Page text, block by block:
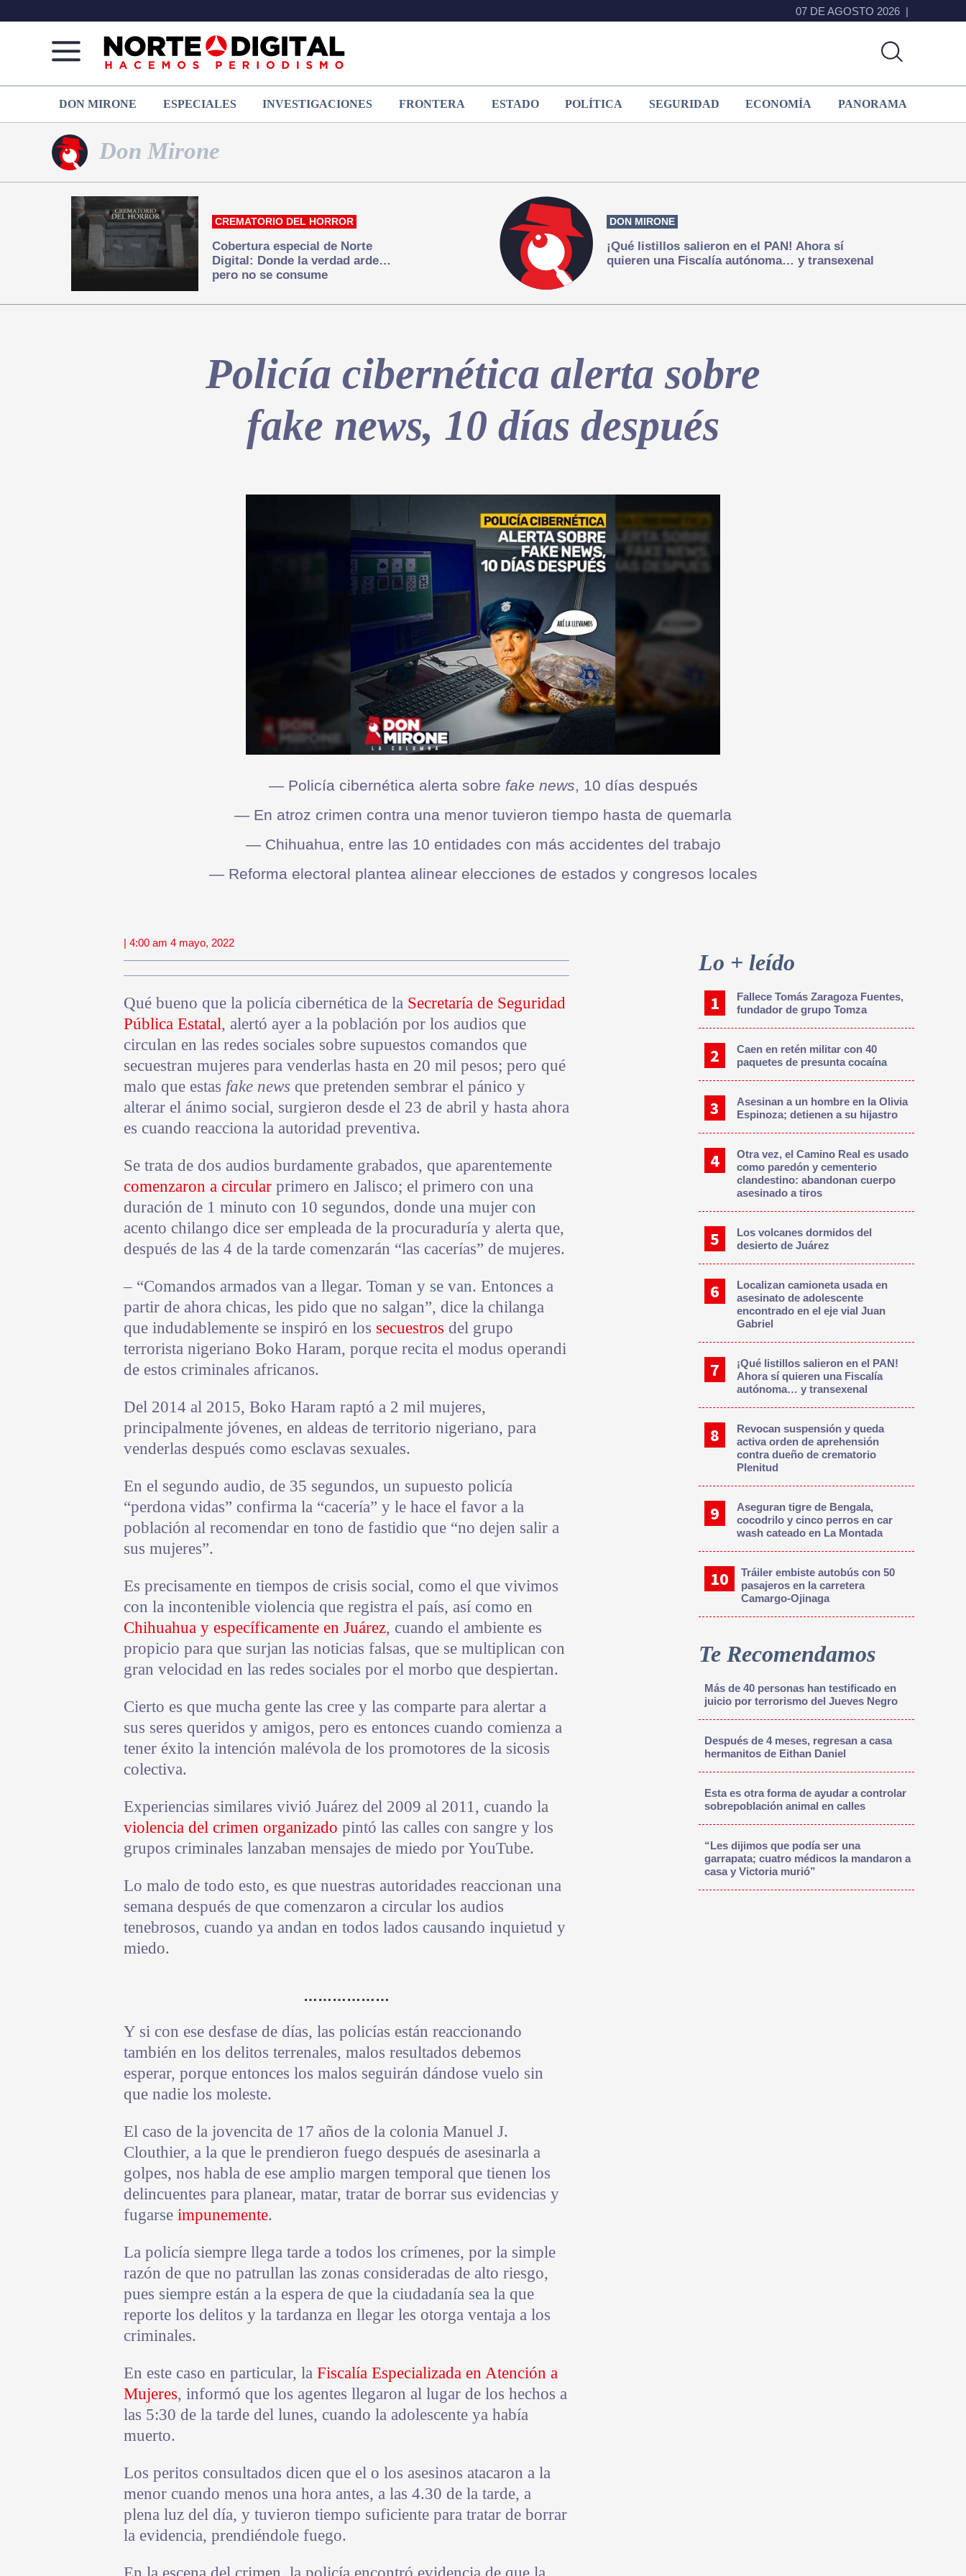
07 DE AGOSTO 2026
de
Ciudad
que
noticias,
hacemos periodismo
DON MIRONE ESPECIALES INVESTIGACIONES FRONTERA ESTADO POLÍTICA SEGURIDAD ECONOMÍA PANORAMA
Don Mirone
CREMATORIO DEL HORROR
Cobertura especial de Norte
Digital: Donde la verdad arde…
pero no se consume
DON MIRONE
¡Qué listillos salieron en el PAN! Ahora sí
quieren una Fiscalía autónoma… y transexenal
Policía cibernética alerta sobre
fake news, 10 días después
— Policía cibernética alerta sobre fake news, 10 días después
— En atroz crimen contra una menor tuvieron tiempo hasta de quemarla
— Chihuahua, entre las 10 entidades con más accidentes del trabajo
— Reforma electoral plantea alinear elecciones de estados y congresos locales
| 4:00 am 4 mayo, 2022
Qué bueno que la policía cibernética de la Secretaría de Seguridad
Pública Estatal, alertó ayer a la población por los audios que
circulan en las redes sociales sobre supuestos comandos que
secuestran mujeres para venderlas hasta en 20 mil pesos; pero qué
malo que estas fake news que pretenden sembrar el pánico y
alterar el ánimo social, surgieron desde el 23 de abril y hasta ahora
es cuando reacciona la autoridad preventiva.
Se trata de dos audios burdamente grabados, que aparentemente
comenzaron a circular primero en Jalisco; el primero con una
duración de 1 minuto con 10 segundos, donde una mujer con
acento chilango dice ser empleada de la procuraduría y alerta que,
después de las 4 de la tarde comenzarán “las cacerías” de mujeres.
– “Comandos armados van a llegar. Toman y se van. Entonces a
partir de ahora chicas, les pido que no salgan”, dice la chilanga
que indudablemente se inspiró en los secuestros del grupo
terrorista nigeriano Boko Haram, porque recita el modus operandi
de estos criminales africanos.
Del 2014 al 2015, Boko Haram raptó a 2 mil mujeres,
principalmente jóvenes, en aldeas de territorio nigeriano, para
venderlas después como esclavas sexuales.
En el segundo audio, de 35 segundos, un supuesto policía
“perdona vidas” confirma la “cacería” y le hace el favor a la
población al recomendar en tono de fastidio que “no dejen salir a
sus mujeres”.
Es precisamente en tiempos de crisis social, como el que vivimos
con la incontenible violencia que registra el país, así como en
Chihuahua y específicamente en Juárez, cuando el ambiente es
propicio para que surjan las noticias falsas, que se multiplican con
gran velocidad en las redes sociales por el morbo que despiertan.
Cierto es que mucha gente las cree y las comparte para alertar a
sus seres queridos y amigos, pero es entonces cuando comienza a
tener éxito la intención malévola de los promotores de la sicosis
colectiva.
Experiencias similares vivió Juárez del 2009 al 2011, cuando la
violencia del crimen organizado pintó las calles con sangre y los
grupos criminales lanzaban mensajes de miedo por YouTube.
Lo malo de todo esto, es que nuestras autoridades reaccionan una
semana después de que comenzaron a circular los audios
tenebrosos, cuando ya andan en todos lados causando inquietud y
miedo.
………………
Y si con ese desfase de días, las policías están reaccionando
también en los delitos terrenales, malos resultados debemos
esperar, porque entonces los malos seguirán dándose vuelo sin
que nadie los moleste.
El caso de la jovencita de 17 años de la colonia Manuel J.
Clouthier, a la que le prendieron fuego después de asesinarla a
golpes, nos habla de ese amplio margen temporal que tienen los
delincuentes para planear, matar, tratar de borrar sus evidencias y
fugarse impunemente.
La policía siempre llega tarde a todos los crímenes, por la simple
razón de que no patrullan las zonas consideradas de alto riesgo,
pues siempre están a la espera de que la ciudadanía sea la que
reporte los delitos y la tardanza en llegar les otorga ventaja a los
criminales.
En este caso en particular, la Fiscalía Especializada en Atención a
Mujeres, informó que los agentes llegaron al lugar de los hechos a
las 5:30 de la tarde del lunes, cuando la adolescente ya había
muerto.
Los peritos consultados dicen que el o los asesinos atacaron a la
menor cuando menos una hora antes, a las 4.30 de la tarde, a
plena luz del día, y tuvieron tiempo suficiente para tratar de borrar
la evidencia, prendiéndole fuego.
Sidebar
Lo + leído
Fallece Tomás Zaragoza Fuentes,
fundador de grupo Tomza
Caen en retén militar con 40
paquetes de presunta cocaína
Asesinan a un hombre en la Olivia
Espinoza; detienen a su hijastro
Otra vez, el Camino Real es usado
como paredón y cementerio
clandestino: abandonan cuerpo
asesinado a tiros
Los volcanes dormidos del
desierto de Juárez
Localizan camioneta usada en
asesinato de adolescente
encontrado en el eje vial Juan
Gabriel
¡Qué listillos salieron en el PAN!
Ahora sí quieren una Fiscalía
autónoma… y transexenal
Revocan suspensión y queda
activa orden de aprehensión
contra dueño de crematorio
Plenitud
Aseguran tigre de Bengala,
cocodrilo y cinco perros en car
wash cateado en La Montada
Tráiler embiste autobús con 50
pasajeros en la carretera
Camargo-Ojinaga
Te Recomendamos
Más de 40 personas han testificado en
juicio por terrorismo del Jueves Negro
Después de 4 meses, regresan a casa
hermanitos de Eithan Daniel
Esta es otra forma de ayudar a controlar
sobrepoblación animal en calles
“Les dijimos que podía ser una
garrapata; cuatro médicos la mandaron a
casa y Victoria murió”